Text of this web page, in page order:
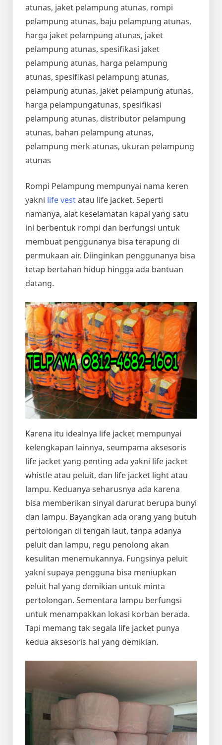
atunas, jaket pelampung atunas, rompi
pelampung atunas, baju pelampung atunas,
harga jaket pelampung atunas, jaket
pelampung atunas, spesifikasi jaket
pelampung atunas, harga pelampung
atunas, spesifikasi pelampung atunas,
pelampung atunas, jaket pelampung atunas,
harga pelampungatunas, spesifikasi
pelampung atunas, distributor pelampung
atunas, bahan pelampung atunas,
pelampung merk atunas, ukuran pelampung
atunas
Rompi Pelampung mempunyai nama keren
yakni life vestatau life jacket. Seperti
namanya, alat keselamatan kapal yang satu
ini berbentuk rompi dan berfungsi untuk
membuat penggunanya bisa terapung di
permukaan air. Diinginkan penggunanya bisa
tetap bertahan hidup hingga ada bantuan
datang.
Karena itu idealnya life jacket mempunyai
kelengkapan lainnya, seumpama aksesoris
life jacket yang penting ada yakni life jacket
whistle atau peluit, dan life jacket light atau
lampu. Keduanya seharusnya ada karena
bisa memberikan sinyal darurat berupa bunyi
dan lampu. Bayangkan ada orang yang butuh
pertolongan di tengah laut, tanpa adanya
peluit dan lampu, regu penolong akan
kesulitan menemukannya. Fungsinya peluit
yakni supaya pengguna bisa meniupkan
peluit hal yang demikian untuk minta
pertolongan. Sementara lampu berfungsi
untuk menampakkan lokasi korban berada.
Tapi memang tak segala life jacket punya
kedua aksesoris hal yang demikian.